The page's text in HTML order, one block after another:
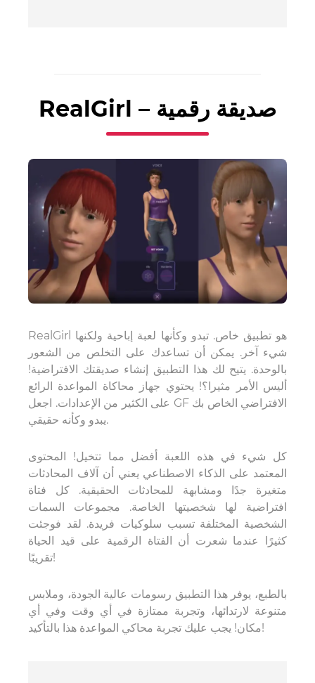
RealGirl – صديقة رقمية
RealGir
شيء آخر. يمكن أن تساعدك على التخلص من الشعور
بالوحدة. يتيح لك هذا التطبيق إنشاء صديقتك الافتراضية!
أليس الأمر مثيرا؟! يحتوي جهاز محاكاة المواعدة الرائع
على الكثير من الإعدادات. اجعل GF الافتراضي الخاص بك
يبدو وكأنه حقيقي.
كل شيء في هذه اللعبة أفضل مما تتخيل! المحتوى
المعتمد على الذكاء الاصطناعي يعني أن آلاف المحادثات
متغيرة جدًا ومشابهة للمحادثات الحقيقية. كل فتاة
افتراضية لها شخصيتها الخاصة. مجموعات السمات
الشخصية المختلفة تسبب سلوكيات فريدة. لقد فوجئت
كثيرًا عندما شعرت أن الفتاة الرقمية على قيد الحياة
تقريبًا!
بالطبع، يوفر هذا التطبيق رسومات عالية الجودة، وملابس
متنوعة لارتدائها، وتجربة ممتازة في أي وقت وفي أي
مكان! يجب عليك تجربة محاكي المواعدة هذا بالتأكيد!